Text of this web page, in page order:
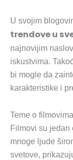
U svojim
trendove u
najnovijim
iskustvima.
bi mogle da
karakteristike i
Teme o filmovima
Filmovi su jedan
mnoge ljude
svetove,